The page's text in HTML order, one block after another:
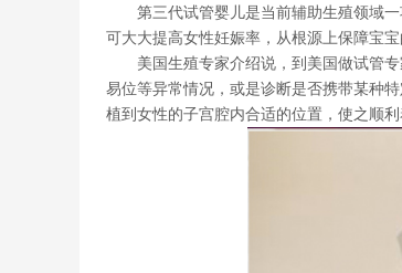
第三代试管婴儿是当前辅助生殖领域一
可大大提高女性妊娠率，从根源上保障宝宝
美国生殖专家介绍说，到美国做试管专
易位等异常情况，或是诊断是否携带某种
植到女性的子宫腔内合适的位置，使之顺